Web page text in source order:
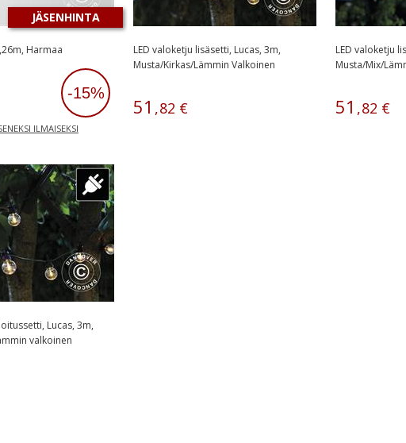
Harmaa
-15%
ILMAISEKSI
JÄSENHINTA
LED valoketju lisäsetti, Lucas, 3m,
Musta/Kirkas/Lämmin Valkoinen
51 ,82 €
LED valoketju
Musta/Mix/
51 ,82 €
Lucas, 3m,
valkoinen